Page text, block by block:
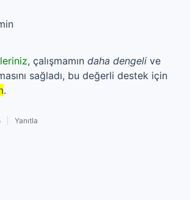
, çalışmamın daha dengeli ve
sağladı, bu değerli destek için
.
Yanıtla